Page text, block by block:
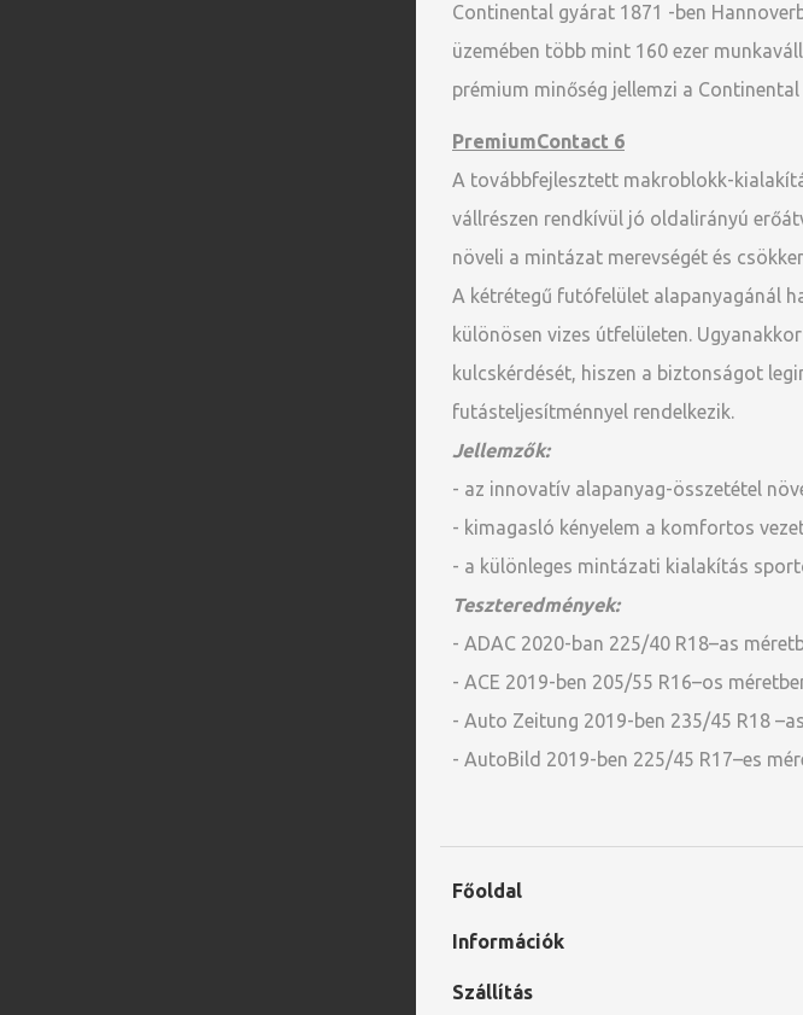
Continental gyárat 1871 -ben
üzemében több mint 160 ezer
prémium minőség jellemzi a
PremiumContact 6
A továbbfejlesztett makroblokk-
vállrészen rendkívül jó oldalirányú
növeli a mintázat merevségét és
A kétrétegű futófelület alapanyagánál
különösen vizes útfelületen.
kulcskérdését, hiszen a biztonságot
futásteljesítménnyel rendelkezik.
Jellemzők:
- az innovatív alapanyag-összetétel
- kimagasló kényelem a komfortos
- a különleges mintázati kialakítás
Teszteredmények:
- ADAC 2020-ban 225/40 R18–as
- ACE 2019-ben 205/55 R16–os
- Auto Zeitung 2019-ben 235/45 R18
- AutoBild 2019-ben 225/45 R17–es
Főoldal
Információk
Szállítás